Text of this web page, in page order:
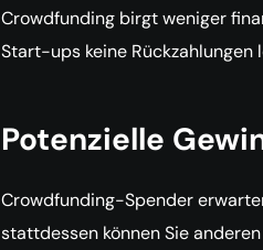
Crowdfunding birgt weniger
Start-ups keine Rückzahlungen
Potenzielle
Crowdfunding-Spender
stattdessen können Sie